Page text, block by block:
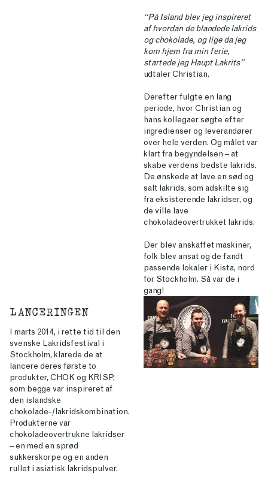
“På Island blev jeg inspireret
af hvordan de blandede lakrids
og chokolade, og lige da jeg
kom hjem fra min ferie,
startede jeg Haupt Lakrits”
udtaler Christian.
Derefter fulgte en lang
periode, hvor Christian og
hans kollegaer søgte efter
ingredienser og leverandører
over hele verden. Og målet var
klart fra begyndelsen – at
skabe verdens bedste lakrids.
De ønskede at lave en sød og
salt lakrids, som adskilte sig
fra eksisterende lakridser, og
de ville lave
chokoladeovertrukket lakrids.
Der blev anskaffet maskiner,
folk blev ansat og de fandt
passende lokaler i Kista, nord
for Stockholm. Så var de i
gang!
LANCERINGEN
I marts 2014, i rette tid til den
svenske Lakridsfestival i
Stockholm, klarede de at
lancere deres første to
produkter, CHOK og KRISP,
som begge var inspireret af
den islandske
chokolade-/lakridskombination.
Produkterne var
chokoladeovertrukne lakridser
– en med en sprød
sukkerskorpe og en anden
rullet i asiatisk lakridspulver.